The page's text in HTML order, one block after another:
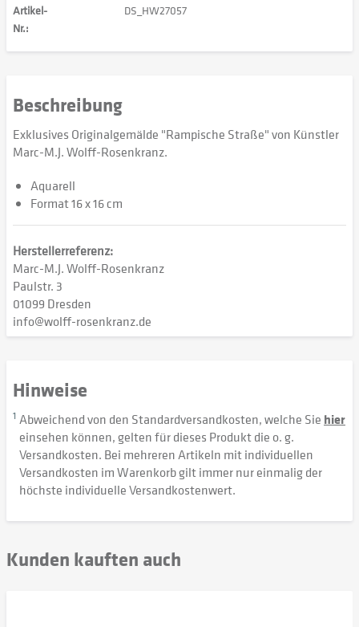
Artikel-
Nr.:
DS_HW27057
Beschreibung
Exklusives Originalgemälde "Rampische Straße" von Künstler
Marc-M.J. Wolff-Rosenkranz.
Aquarell
Format 16 x 16 cm
Herstellerreferenz:
Marc-M.J. Wolff-Rosenkranz
Paulstr. 3
01099 Dresden
info@wolff-rosenkranz.de
Hinweise
1 Abweichend von den Standardversandkosten, welche Sie hier
einsehen können, gelten für dieses Produkt die o. g.
Versandkosten. Bei mehreren Artikeln mit individuellen
Versandkosten im Warenkorb gilt immer nur einmalig der
höchste individuelle Versandkostenwert.
Kunden kauften auch